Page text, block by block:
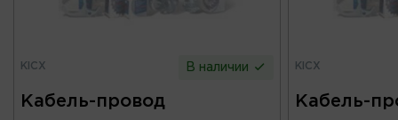
KICX В наличии
Кабель-провод
KICX
Кабель-